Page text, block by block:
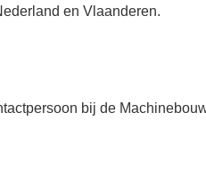
en Vlaanderen.
bij de